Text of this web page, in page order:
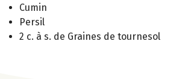
Cumin
Persil
2 c. à s. de Graines de tournesol